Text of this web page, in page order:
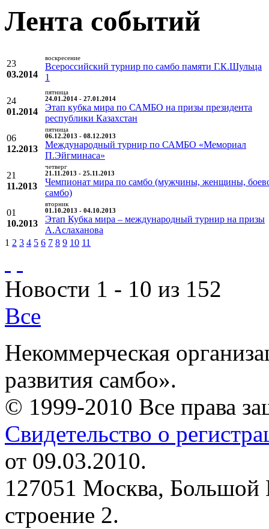
Лента событий
23
03.2014
воскресение
Всероссийский турнир по самбо памяти Г.К.Шульца
1
24
01.2014
пятница
24.01.2014 - 27.01.2014
Этап кубка мира по САМБО на призы президента
республики Казахстан
06
12.2013
пятница
06.12.2013 - 08.12.2013
Международный турнир по САМБО «Мемориал
П.Эйгминаса»
21
11.2013
четверг
21.11.2013 - 25.11.2013
Чемпионат мира по самбо (мужчины, женщины,
самбо)
01
10.2013
вторник
01.10.2013 - 04.10.2013
Этап Кубка мира – международный турнир на призы
А.Аслаханова
1 2 3 4 5 6 7 8 9 10 11
Новости 1 - 10 из 152
Все
Некоммерческая
развития самбо».
© 1999-2010 Все права
Свидетельство о
от 09.03.2010.
127051 Москва, Большой
строение 2.